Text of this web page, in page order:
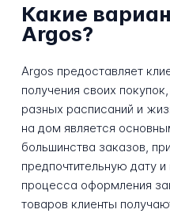
Какие
Argos?
Argos предоставляет
получения своих
разных расписаний и
на дом является
большинства заказов,
предпочтительную дату
процесса оформления
товаров клиенты